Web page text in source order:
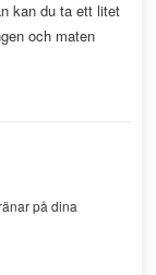
kan du ta ett litet
och maten
på dina